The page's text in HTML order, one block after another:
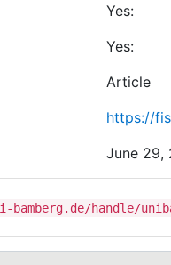
Yes:
Yes:
Article
https://
June 29,
handle/